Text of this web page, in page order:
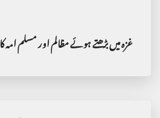
غزہ میں بڑھتے ہوئے مظالم اور مسلم